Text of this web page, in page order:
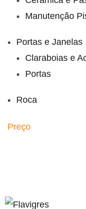
Manutenção
Portas e Janelas
Claraboias e
Portas
Roca
Preço
bahsegel